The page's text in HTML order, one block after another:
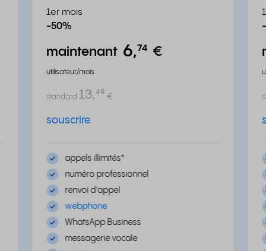
1er mois
-50%
maintenant €
6,⁷⁴
utilisateur/mois
standard €
13,⁴⁹
souscrire
appels illimités*
numéro professionnel
renvoi d’appel
webphone
WhatsApp Business
messagerie vocale